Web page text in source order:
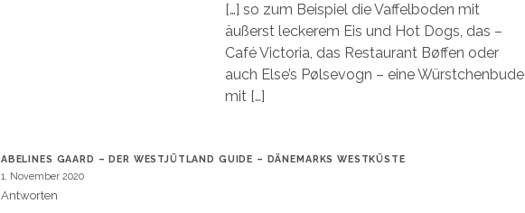
[…] so zum Beispiel die Vaffelboden mit
äußerst leckerem Eis und Hot Dogs, das –
Café Victoria, das Restaurant Bøffen oder
auch Else’s Pølsevogn – eine Würstchenbude
mit […]
ABELINES GAARD – DER WESTJÜTLAND GUIDE – DÄNEMARKS WESTKÜSTE
1. November 2020
Antworten